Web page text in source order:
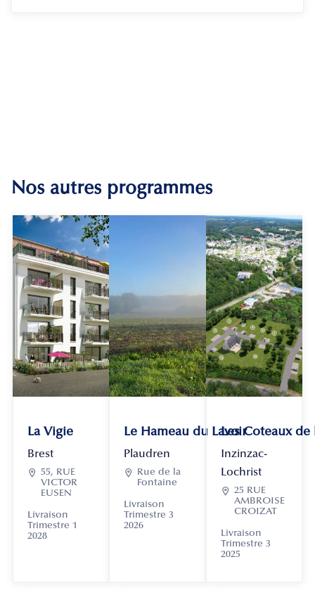
Nos autres programmes
La Vigie
Brest
 55, RUE
VICTOR
EUSEN
Livraison
Trimestre 1
2028
Le Hameau du Lavoir
Plaudren

Rue de la
Fontaine
Livraison
Trimestre 3
2026
Les Coteaux
Inzinzac-
Lochrist
 25 RUE
AMBROISE
CROIZAT
Livraison
Trimestre 3
2025